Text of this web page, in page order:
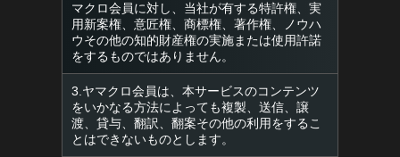
マクロ会員に対し、当社が有する特許権、実
用新案権、意匠権、商標権、著作権、ノウハ
ウその他の知的財産権の実施または使用許諾
をするものではありません。
3.ヤマクロ会員は、本サービスのコンテンツ
をいかなる方法によっても複製、送信、譲
渡、貸与、翻訳、翻案その他の利用をするこ
とはできないものとします。